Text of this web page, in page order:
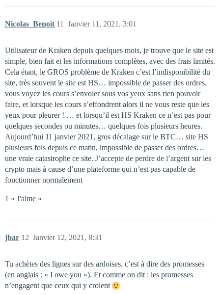
Nicolas_Benoit Janvier 11, 2021, 3:01
11
Utilisateur de Kraken depuis quelques mois, je trouve que le site est
simple, bien fait et les informations complètes, avec des frais limités.
Cela étant, le GROS problème de Kraken c’est l’indisponibilité du
site, très souvent le site est HS… impossible de passer des ordres,
vous voyez les cours s’envoler sous vos yeux sans rien pouvoir
faire, et lorsque les cours s’effondrent alors il ne vous reste que les
yeux pour pleurer ! … et lorsqu’il est HS Kraken ce n’est pas pour
quelques secondes ou minutes… quelques fois plusieurs heures.
Aujourd’hui 11 janvier 2021, gros décalage sur le BTC… site HS
plusieurs fois depuis ce matin, impossible de passer des ordres…
une vraie catastrophe ce site. J’accepte de perdre de l’argent sur les
crypto mais à cause d’une plateforme qui n’est pas capable de
fonctionner normalement
1 « J'aime »
jbar Janvier 12, 2021, 8:31
12
Tu achètes des lignes sur des ardoises, c’est à dire des promesses
(en anglais : « I owe you »). Et comme on dit : les promesses
n’engagent que ceux qui y croient